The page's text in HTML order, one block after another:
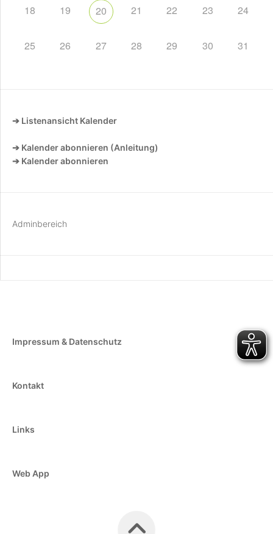
18 19 20 21 22 23 24
25 26 27 28 29 30 31
➔ Listenansicht Kalender
➔ Kalender abonnieren (Anleitung)
➔ Kalender abonnieren
Adminbereich
Impressum & Datenschutz
Kontakt
Links
Web App